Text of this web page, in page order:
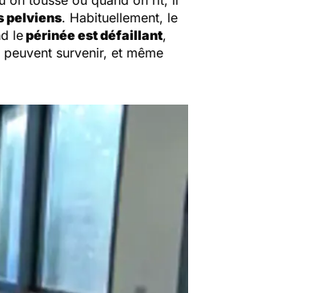
pelviens. Habituellement, le
lepérinée est défaillant,
peuvent survenir, et même